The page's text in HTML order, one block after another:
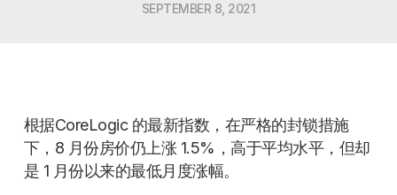
SEPTEMBER 8, 2021
根据CoreLogic 的最新指数，在严格的封锁措施
下，8 月份房价仍上涨 1.5%，高于平均水平，但却
是 1 月份以来的最低月度涨幅。